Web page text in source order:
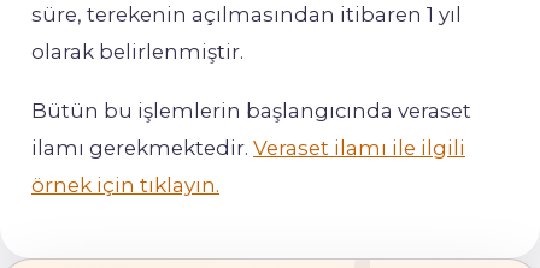
süre, terekenin açılmasından itibaren 1 yıl
olarak belirlenmiştir.
Bütün bu işlemlerin başlangıcında veraset
ilamı gerekmektedir. Veraset ilamı ile ilgili
örnek için tıklayın.